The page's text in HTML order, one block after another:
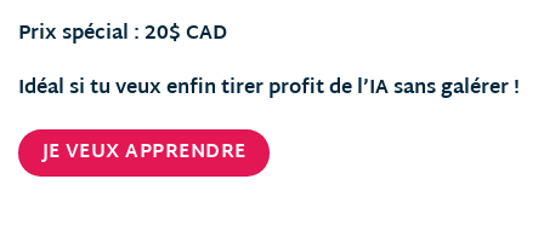
Prix spécial : 20$ CAD
Idéal si tu veux enfin tirer profit de l’IA sans galérer !
JE VEUX APPRENDRE